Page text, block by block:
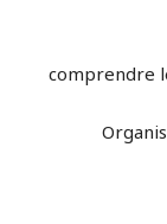
comprendre